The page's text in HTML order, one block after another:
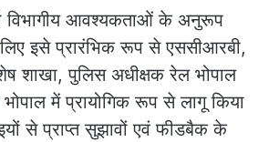
विभागीय आवश्यकताओं के अनुरूप
इसे प्रारंभिक रूप से एससीआरबी,
शाखा, पुलिस अधीक्षक रेल भोपाल
भोपाल में प्रायोगिक रूप से लागू किया
से प्राप्त सुझावों एवं फीडबैक के